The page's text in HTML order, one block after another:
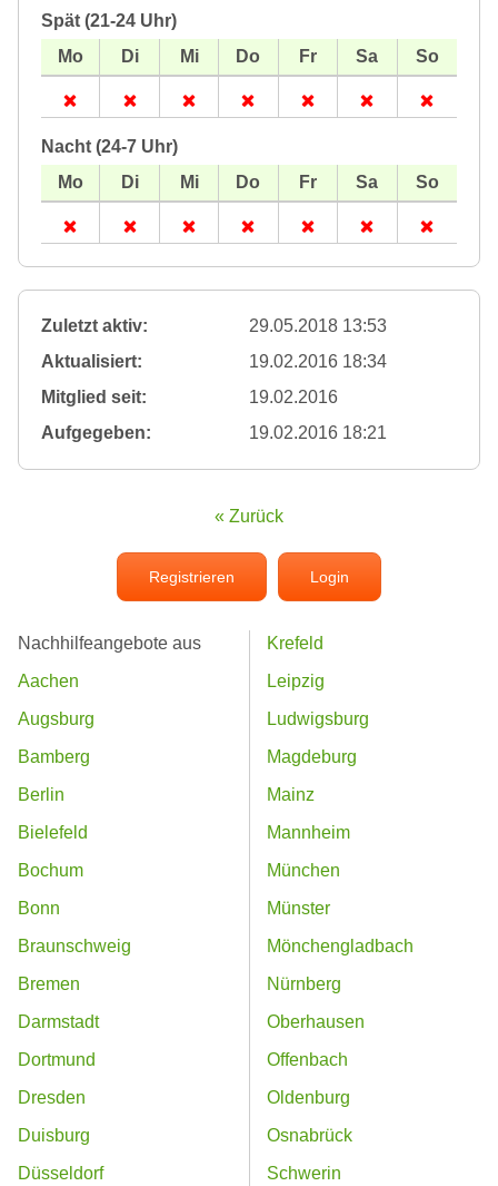
Spät (21-24 Uhr)
Nacht (24-7 Uhr)
Zuletzt aktiv:
29.05.2018 13:53
Aktualisiert:
19.02.2016 18:34
Mitglied seit:
19.02.2016
Aufgegeben:
19.02.2016 18:21
« Zurück
Registrieren Login
Nachhilfeangebote aus
Aachen
Augsburg
Bamberg
Berlin
Bielefeld
Bochum
Bonn
Braunschweig
Bremen
Darmstadt
Dortmund
Dresden
Duisburg
Düsseldorf
Krefeld
Leipzig
Ludwigsburg
Magdeburg
Mainz
Mannheim
München
Münster
Mönchengladbach
Nürnberg
Oberhausen
Offenbach
Oldenburg
Osnabrück
Schwerin